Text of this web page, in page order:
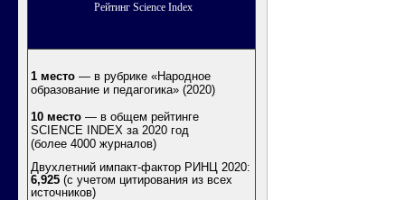
Рейтинг Science Index
1 место — в рубрике «Народное
образование и педагогика» (2020)
10 место — в общем рейтинге
SCIENCE INDEX за 2020 год
(более 4000 журналов)
Двухлетний импакт-фактор РИНЦ 2020:
6,925 (с учетом цитирования из всех
источников)